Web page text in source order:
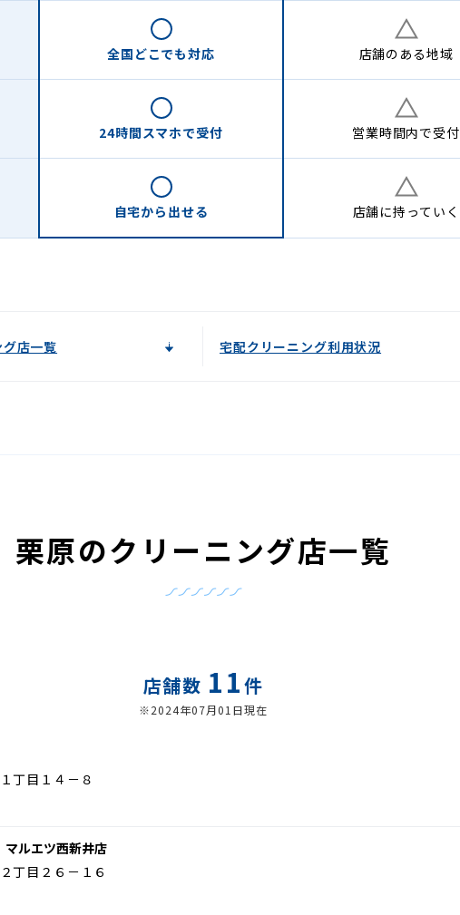
全国どこでも対応 店舗の ある地域
24時間スマホで受付 営業時間内で受付
自宅から 出せる 店舗に持っていく
店一覧 宅配クリーニング利用状況
栗原のクリーニング店一覧
店舗数 11件
※2024年07月01日現在
丁目１４－８
ルエツ西新井店
丁目２６－１６